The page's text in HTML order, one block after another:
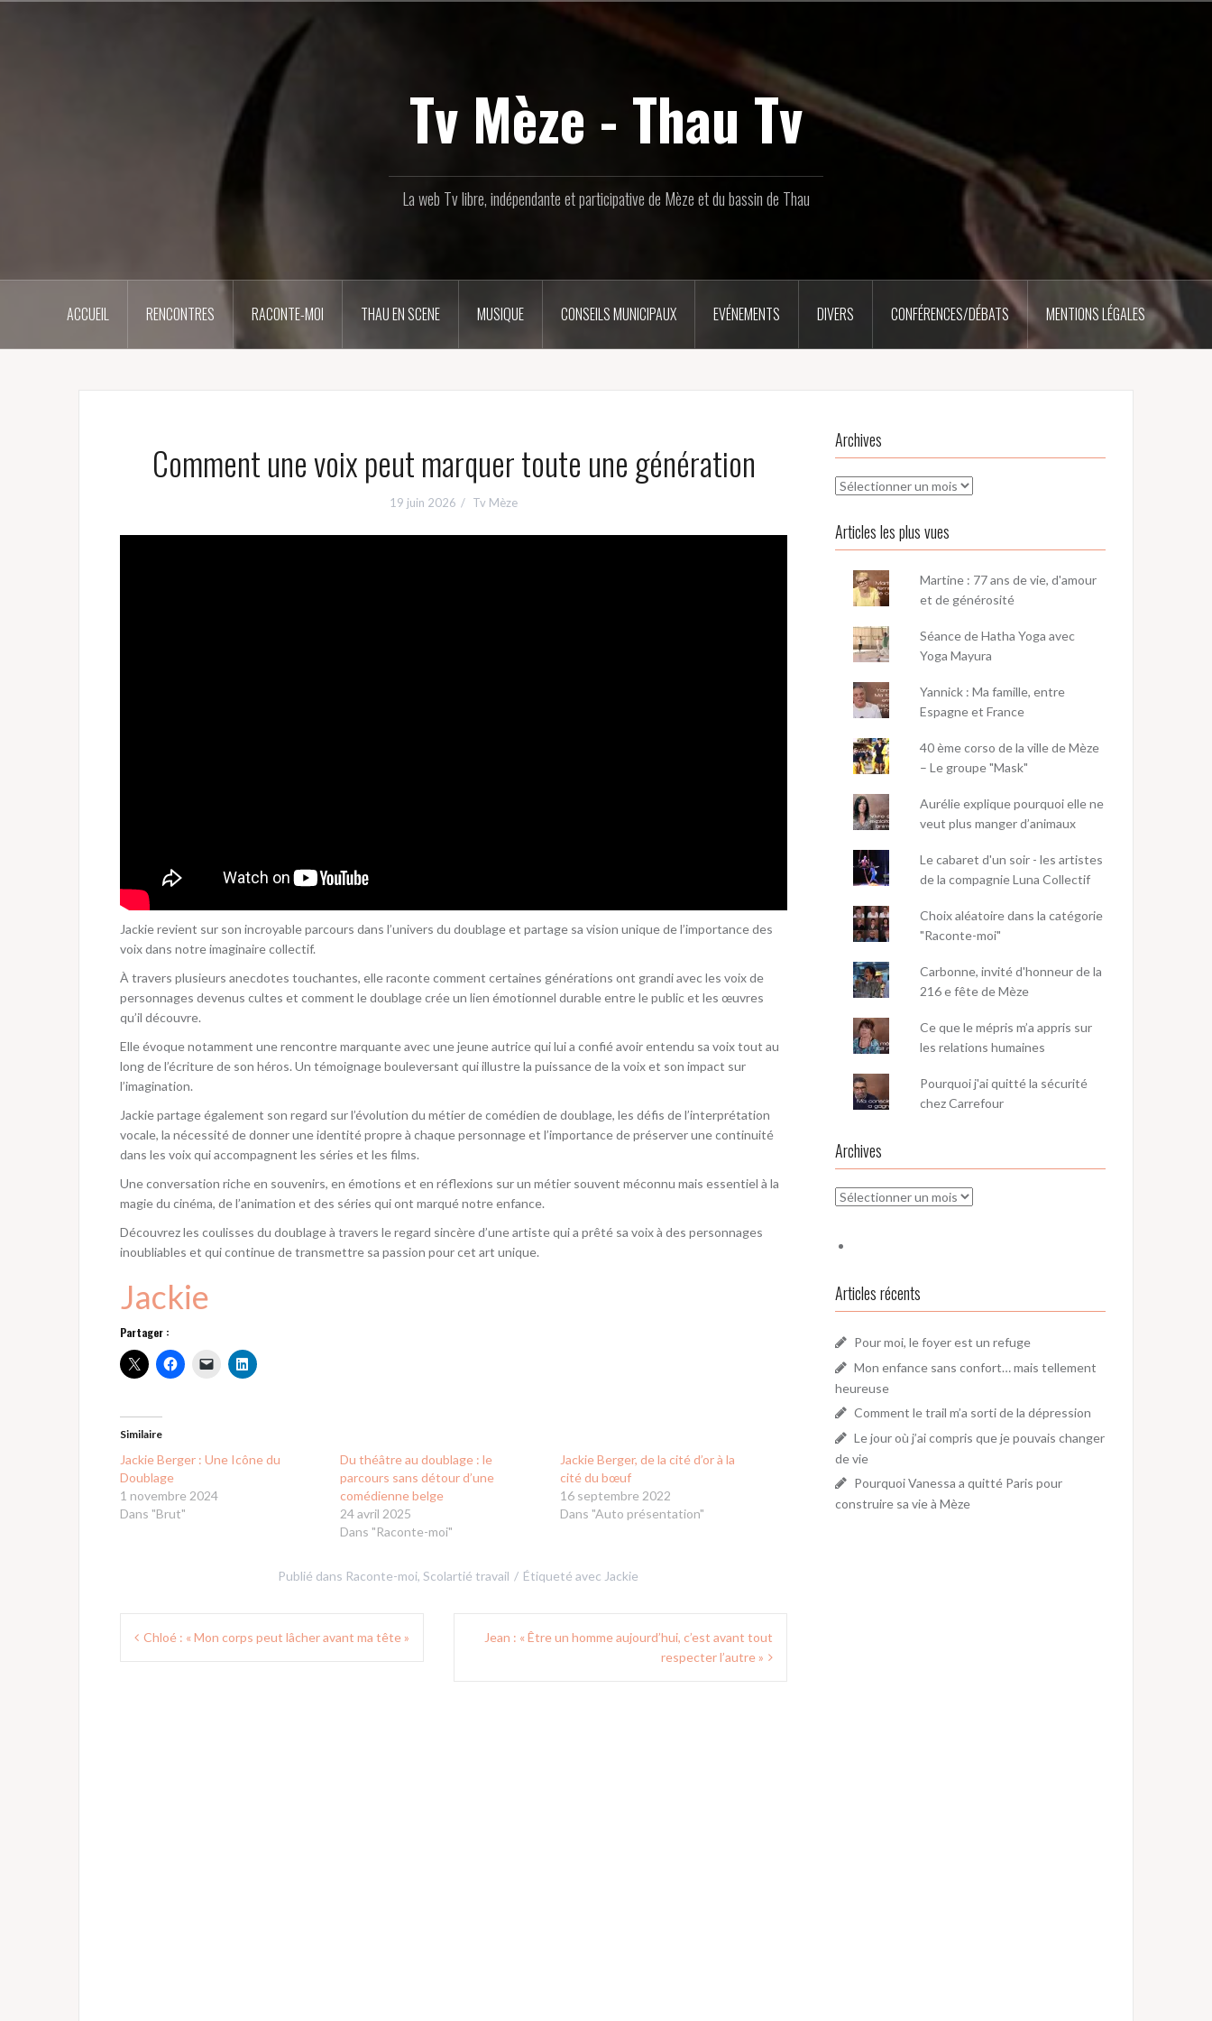
Tv Mèze - Thau Tv
La web Tv libre, indépendante et participative de Mèze et du bassin de Thau
ACCUEIL RENCONTRES RACONTE-MOI THAU EN SCENE MUSIQUE CONSEILS MUNICIPAUX EVÉNEMENTS DIVERS CONFÉRENCES/DÉBATS MENTIONS LÉGALES
Comment une voix peut marquer toute une génération
19 juin 2026 Tv Mèze
Jackie revient sur son incroyable parcours dans l’univers du doublage et partage sa vision unique de l’importance des
voix dans notre imaginaire collectif.
À travers plusieurs anecdotes touchantes, elle raconte comment certaines générations ont grandi avec les voix de
personnages devenus cultes et comment le doublage crée un lien émotionnel durable entre le public et les œuvres
qu’il découvre.
Elle évoque notamment une rencontre marquante avec une jeune autrice qui lui a confié avoir entendu sa voix tout au
long de l’écriture de son héros. Un témoignage bouleversant qui illustre la puissance de la voix et son impact sur
l’imagination.
Jackie partage également son regard sur l’évolution du métier de comédien de doublage, les défis de l’interprétation
vocale, la nécessité de donner une identité propre à chaque personnage et l’importance de préserver une continuité
dans les voix qui accompagnent les séries et les films.
Une conversation riche en souvenirs, en émotions et en réflexions sur un métier souvent méconnu mais essentiel à la
magie du cinéma, de l’animation et des séries qui ont marqué notre enfance.
Découvrez les coulisses du doublage à travers le regard sincère d’une artiste qui a prêté sa voix à des personnages
inoubliables et qui continue de transmettre sa passion pour cet art unique.
Jackie
Partager :
Similaire
Jackie Berger : Une Icône du
Doublage
1 novembre 2024
Dans "Brut"
Du théâtre au doublage : le
parcours sans détour d’une
comédienne belge
24 avril 2025
Dans "Raconte-moi"
Jackie Berger, de la cité d’or à la
cité du bœuf
16 septembre 2022
Dans "Auto présentation"
Publié dans Raconte-moi, Scolartié travail Étiqueté avec Jackie
Navigation
Chloé : « Mon corps peut lâcher avant ma tête »
Jean : « Être un homme aujourd’hui, c’est avant tout
respecter l’autre »
Archives
Archives
Articles les plus vues
Martine : 77 ans de vie, d'amour
et de générosité
Séance de Hatha Yoga avec
Yoga Mayura
Yannick : Ma famille, entre
Espagne et France
40 ème corso de la ville de Mèze
– Le groupe "Mask"
Aurélie explique pourquoi elle ne
veut plus manger d’animaux
Le cabaret d'un soir - les artistes
de la compagnie Luna Collectif
Choix aléatoire dans la catégorie
"Raconte-moi"
Carbonne, invité d'honneur de la
216 e fête de Mèze
Ce que le mépris m’a appris sur
les relations humaines
Pourquoi j'ai quitté la sécurité
chez Carrefour
Archives
Archives
Articles récents
Pour moi, le foyer est un refuge
Mon enfance sans confort… mais tellement
heureuse
Comment le trail m’a sorti de la dépression
Le jour où j’ai compris que je pouvais changer
de vie
Pourquoi Vanessa a quitté Paris pour
construire sa vie à Mèze